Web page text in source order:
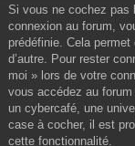
Si vous ne cochez pas
connexion au forum,
prédéfinie. Cela permet
d’autre. Pour rester
moi » lors de votre
vous accédez au
un cybercafé, une
case à cocher, il est
cette fonctionnalité.